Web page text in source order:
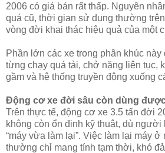
2006 có giá bán rất thấp. Nguyên
quá cũ, thời gian sử dụng thường
vòng đời khai thác hiệu quả của một
Phần lớn các xe trong phân khúc
từng chạy quá tải, chở nặng liên tục,
gầm và hệ thống truyền động xuống
Động cơ xe đời sâu còn dùng
Trên thực tế, động cơ xe 3.5 tấn đời
không còn ổn định kỹ thuật, dù người
“máy vừa làm lại”. Việc làm lại máy
thường chỉ mang tính tạm thời, khó